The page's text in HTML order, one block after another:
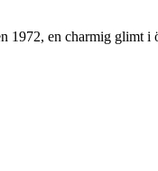
en charmig glimt